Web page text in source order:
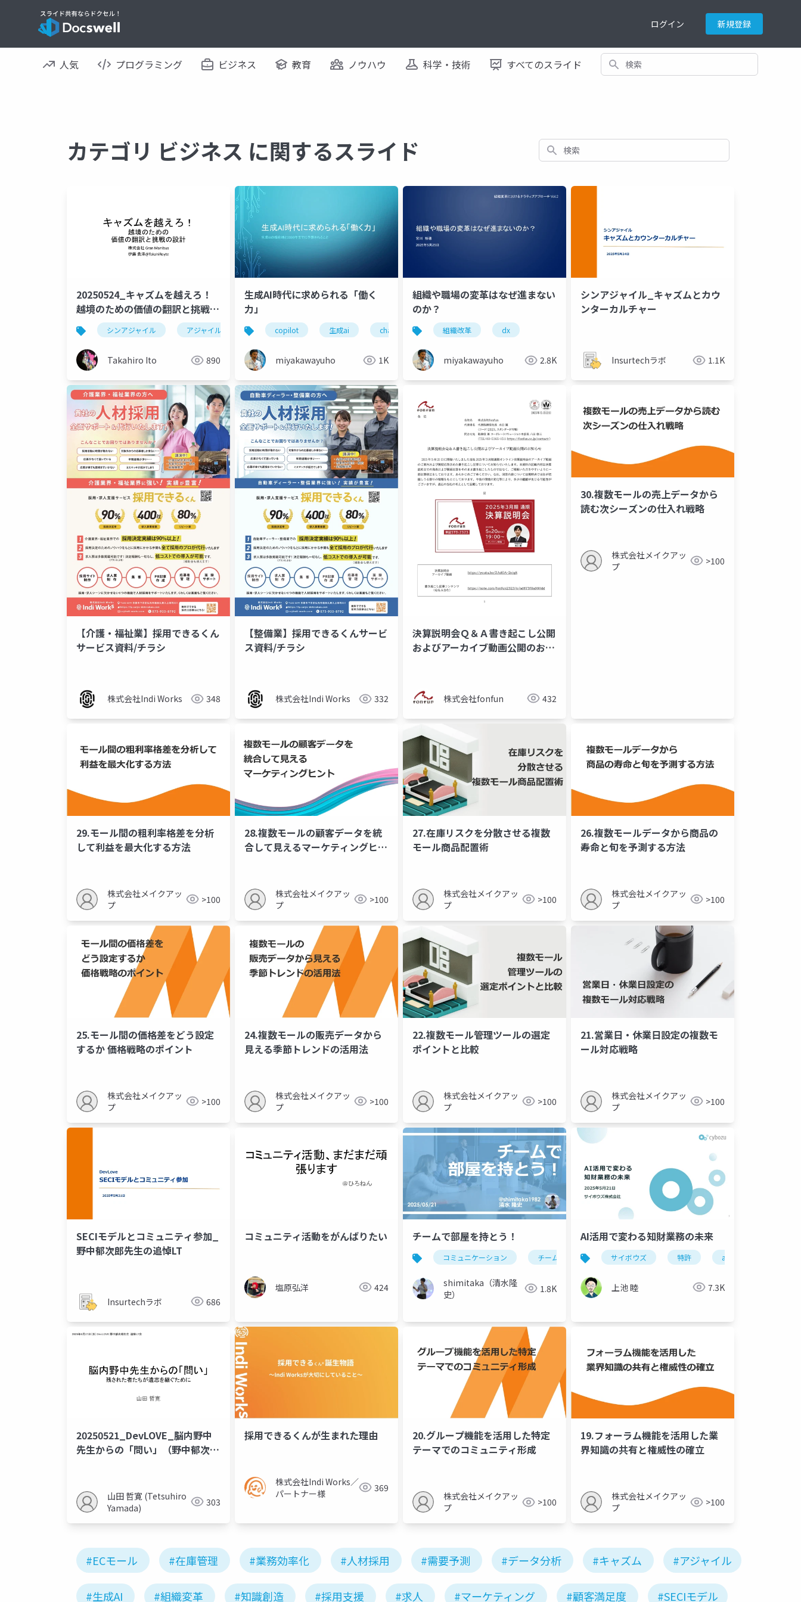
ログイン 新規登録
人気 プログラミング ビジネス 教育 ノウハウ 科学・技術 すべてのスライド 検索
カテゴリ ビジネス に関するスライド 検索
20250524_キャズムを越えろ！
越境のための価値の翻訳と挑戦の
設計
シンアジャイル アジャイル キャズム
Takahiro Ito 890
生成AI時代に求められる「働く
力」
copilot 生成ai chatgpt
miyakawayuho 1K
組織や職場の変革はなぜ進まない
のか？
組織改革 dx
miyakawayuho 2.8K
シンアジャイル_キャズムとカウ
ンターカルチャー
Insurtechラボ 1.1K
【介護・福祉業】採用できるくん
サービス資料/チラシ
株式会社Indi Works 348
【整備業】採用できるくんサービ
ス資料/チラシ
株式会社Indi Works 332
決算説明会Ｑ＆Ａ書き起こし公開
およびアーカイブ動画公開のお知
株式会社fonfun 432
30.複数モールの売上データから
読む次シーズンの仕入れ戦略
株式会社メイクアッ
プ
>100
29.モール間の粗利率格差を分析
して利益を最大化する方法
株式会社メイクアッ
プ
>100
28.複数モールの顧客データを統
合して見えるマーケティングヒン
株式会社メイクアッ
プ
>100
27.在庫リスクを分散させる複数
モール商品配置術
株式会社メイクアッ
プ
>100
26.複数モールデータから商品の
寿命と旬を予測する方法
株式会社メイクアッ
プ
>100
25.モール間の価格差をどう設定
するか 価格戦略のポイント
株式会社メイクアッ
プ
>100
24.複数モールの販売データから
見える季節トレンドの活用法
株式会社メイクアッ
プ
>100
22.複数モール管理ツールの選定
ポイントと比較
株式会社メイクアッ
プ
>100
21.営業日・休業日設定の複数モ
ール対応戦略
株式会社メイクアッ
プ
>100
SECIモデルとコミュニティ参加_
野中郁次郎先生の追悼LT
Insurtechラボ 686
コミュニティ活動をがんばりたい
塩原弘洋 424
チームで部屋を持とう！
コミュニケーション チームワーク 業務改善
shimitaka（清水隆
史）
1.8K
AI活用で変わる知財業務の未来
サイボウズ 特許 ai
上池 睦 7.3K
20250521_DevLOVE_脳内野中
先生からの「問い」（野中郁次郎
山田 哲寛 (Tetsuhiro
Yamada)
303
採用できるくんが生まれた理由
株式会社Indi Works／
パートナー様
369
20.グループ機能を活用した特定
テーマでのコミュニティ形成
株式会社メイクアッ
プ
>100
19.フォーラム機能を活用した業
界知識の共有と権威性の確立
株式会社メイクアッ
プ
>100
#ECモール #在庫管理 #業務効率化 #人材採用 #需要予測 #データ分析 #キャズム #アジャイル
#生成AI #組織変革 #知識創造 #採用支援 #求人 #マーケティング #顧客満足度 #SECIモデル